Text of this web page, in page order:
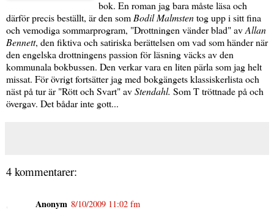
bok. En roman jag bara måste läsa och
därför precis beställt, är den som Bodil Malmstentog upp i sitt fina
och vemodiga sommarprogram, "Drottningen vänder blad" avAllan
Bennett, den fiktiva och satiriska berättelsen om vad som händer när
den engelska drottningens passion för läsning väcks av den
kommunala bokbussen. Den verkar vara en liten pärla som jag helt
missat. För övrigt fortsätter jag med bokgängets klassiskerlista och
näst på tur är "Rött och Svart" avStendahl. Som T tröttnade på och
övergav. Det bådar inte gott...
4 kommentarer:
Anonym 8/10/2009 11:02 fm